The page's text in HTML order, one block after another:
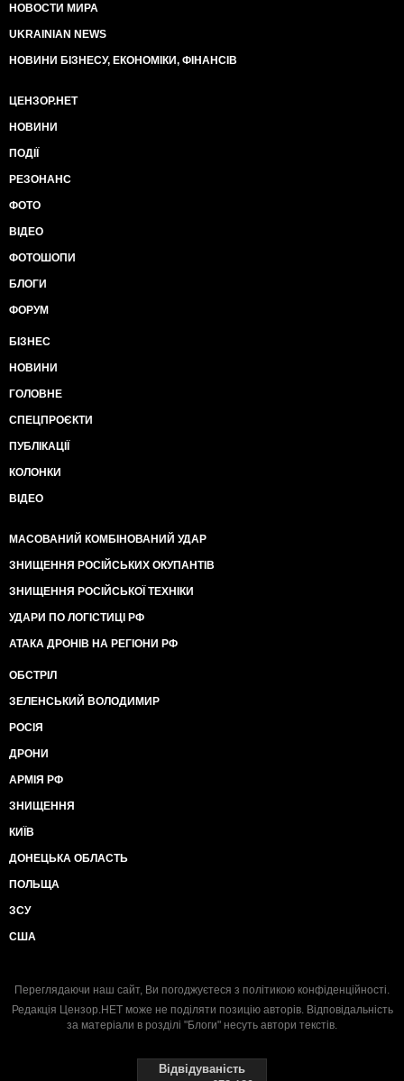
НОВОСТИ МИРА
UKRAINIAN NEWS
НОВИНИ БІЗНЕСУ, ЕКОНОМІКИ, ФІНАНСІВ
ЦЕНЗОР.НЕТ
НОВИНИ
ПОДІЇ
РЕЗОНАНС
ФОТО
ВІДЕО
ФОТОШОПИ
БЛОГИ
ФОРУМ
БІЗНЕС
НОВИНИ
ГОЛОВНЕ
СПЕЦПРОЄКТИ
ПУБЛІКАЦІЇ
КОЛОНКИ
ВІДЕО
МАСОВАНИЙ КОМБІНОВАНИЙ УДАР
ЗНИЩЕННЯ РОСІЙСЬКИХ ОКУПАНТІВ
ЗНИЩЕННЯ РОСІЙСЬКОЇ ТЕХНІКИ
УДАРИ ПО ЛОГІСТИЦІ РФ
АТАКА ДРОНІВ НА РЕГІОНИ РФ
ОБСТРІЛ
ЗЕЛЕНСЬКИЙ ВОЛОДИМИР
РОСІЯ
ДРОНИ
АРМІЯ РФ
ЗНИЩЕННЯ
КИЇВ
ДОНЕЦЬКА ОБЛАСТЬ
ПОЛЬЩА
ЗСУ
США
Переглядаючи наш сайт, Ви погоджуєтеся з політикою конфіденційності.
Редакція Цензор.НЕТ може не поділяти позицію авторів. Відповідальність
за матеріали в розділі "Блоги" несуть автори текстів.
Відвідуваність